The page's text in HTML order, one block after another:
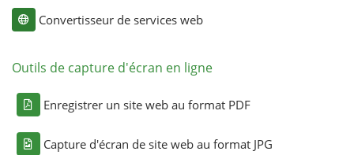
Convertisseur de services web
Outils de capture d'écran en ligne
Enregistrer un site web au format PDF
Capture d'écran de site web au format JPG